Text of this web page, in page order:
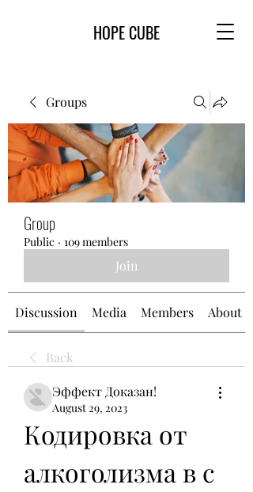
HOPE CUBE
Groups
Group
Public · 109 members
Join
Discussion Media Members About
Back
Эффект Доказан!
August 29, 2023
Кодировка от
алкоголизма в с